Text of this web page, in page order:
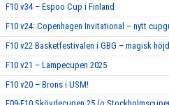
F10 v34 – Espoo Cup i Finland
F10 v24: Copenhagen Invitational – nytt
F10 v22 Basketfestivalen i GBG – magisk
F10 v21 – Lampecupen 2025
F10 v20 – Brons i USM!